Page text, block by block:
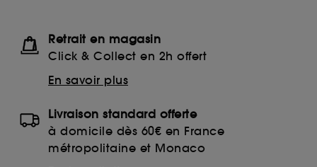
Retrait en magasin
Click & Collect en 2h offert
En savoir plus
Livraison standard offerte
à domicile dès 60€ en France
métropolitaine et Monaco